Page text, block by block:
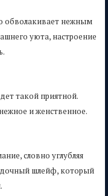
обволакивает нежным
уюта, настроение
такой приятной.
и женственное.
словно углубляя
шлейф, который